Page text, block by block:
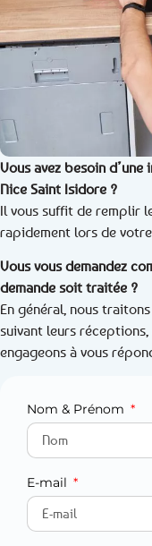
Vous avez besoin
Nice Saint Isidore ?
Il vous suffit de remplir
rapidement lors de
Vous vous demandez
demande soit traitée ?
En général, nous
suivant leurs
engageons à vous
Nom & Prénom
E-mail